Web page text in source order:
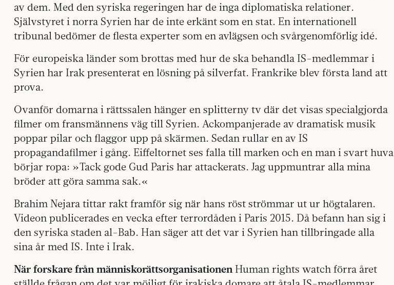
av dem. Med den syriska regeringen har de inga diplomatiska relationer.
Självstyret i norra Syrien har de inte erkänt som en stat. En internationell
tribunal bedömer de flesta experter som en avlägsen och svårgenomförlig idé.
För europeiska länder som brottas med hur de ska behandla IS-medlemmar i
Syrien har Irak presenterat en lösning på silverfat. Frankrike blev första land att
prova.
Ovanför domarna i rättssalen hänger en splitterny tv där det visas specialgjorda
filmer om fransmännens väg till Syrien. Ackompanjerade av dramatisk musik
poppar pilar och flaggor upp på skärmen. Sedan rullar en av IS
propagandafilmer i gång. Eiffeltornet ses falla till marken och en man i svart huva
börjar ropa: »Tack gode Gud Paris har attackerats. Jag uppmuntrar alla mina
bröder att göra samma sak.«
Brahim Nejara tittar rakt framför sig när hans röst strömmar ut ur högtalaren.
Videon publicerades en vecka efter terrordåden i Paris 2015. Då befann han sig i
den syriska staden al-Bab. Han säger att det var i Syrien han tillbringade alla
sina år med IS. Inte i Irak.
När forskare från människorättsorganisationenHuman rights watch förra året